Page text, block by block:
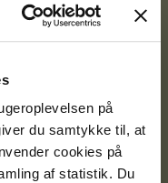
på
du samtykke til, at
cookies på
af statistik. Du